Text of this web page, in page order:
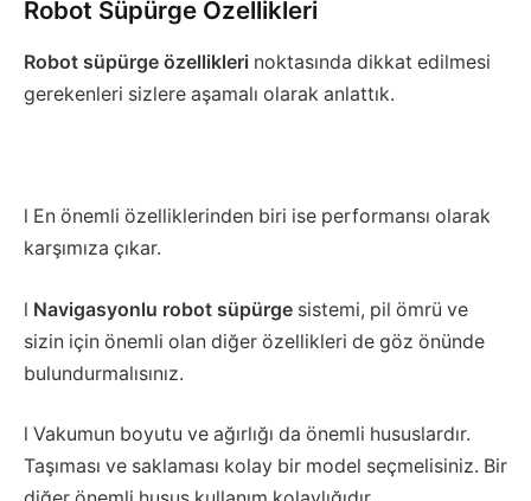
Robot Süpürge Özellikleri
Robot süpürge özellikleri noktasında dikkat edilmesi
gerekenleri sizlere aşamalı olarak anlattık.
l En önemli özelliklerinden biri ise performansı olarak
karşımıza çıkar.
l Navigasyonlu robot süpürge sistemi, pil ömrü ve
sizin için önemli olan diğer özellikleri de göz önünde
bulundurmalısınız.
l Vakumun boyutu ve ağırlığı da önemli hususlardır.
Taşıması ve saklaması kolay bir model seçmelisiniz. Bir